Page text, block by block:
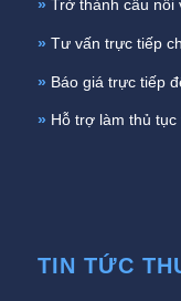
» Trở thành cầu nối
» Tư vấn trực tiếp
» Báo giá trực tiếp
» Hỗ trợ làm thủ
TIN TỨC